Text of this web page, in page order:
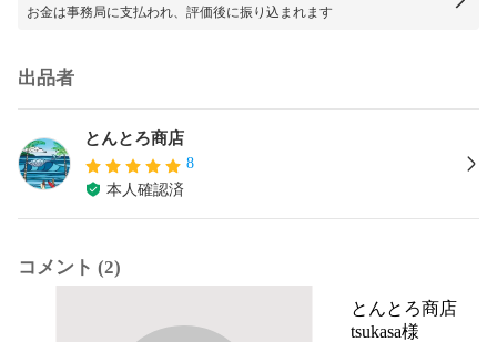
お金は事務局に支払われ、評価後に振り込まれます
出品者
とんとろ商店
8
本人確認済
コメント (2)
とんとろ商店
tsukasa様